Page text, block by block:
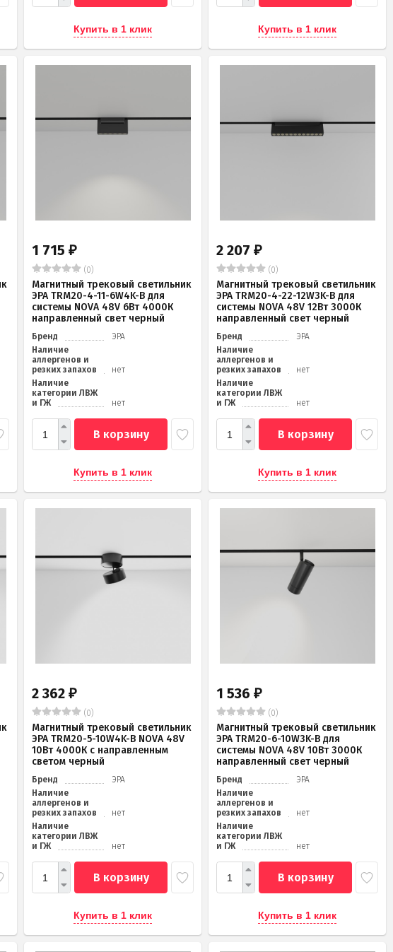
Купить в 1 клик Купить в 1 клик
1 715 ₽
(0)
Магнитный трековый светильник
ЭРА TRM20-4-11-6W4K-B для
системы NOVA 48V 6Вт 4000К
направленный свет черный
Бренд
ЭРА
Наличие
аллергенов и
резких запахов
нет
Наличие
категории ЛВЖ
и ГЖ
нет
В корзину
Купить в 1 клик
2 207 ₽
(0)
Магнитный трековый светильник
ЭРА TRM20-4-22-12W3K-B для
системы NOVA 48V 12Вт 3000К
направленный свет черный
Бренд
ЭРА
Наличие
аллергенов и
резких запахов
нет
Наличие
категории ЛВЖ
и ГЖ
нет
В корзину
Купить в 1 клик
2 362 ₽
(0)
Магнитный трековый светильник
ЭРА TRM20-5-10W4K-B NOVA 48V
10Вт 4000К с направленным
светом черный
Бренд
ЭРА
Наличие
аллергенов и
резких запахов
нет
Наличие
категории ЛВЖ
и ГЖ
нет
В корзину
Купить в 1 клик
1 536 ₽
(0)
Магнитный трековый светильник
ЭРА TRM20-6-10W3K-B для
системы NOVA 48V 10Вт 3000К
направленный свет черный
Бренд
ЭРА
Наличие
аллергенов и
резких запахов
нет
Наличие
категории ЛВЖ
и ГЖ
нет
В корзину
Купить в 1 клик